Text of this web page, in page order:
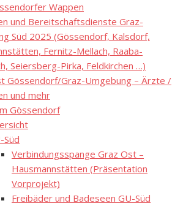
Wappen
und Bereitschaftsdienste Graz-
Süd 2025 (Gössendorf, Kalsdorf,
Fernitz-Mellach, Raaba-
Seiersberg-Pirka, Feldkirchen …)
Gössendorf/Graz-Umgebung – Ärzte /
und mehr
Gössendorf
Süd
Verbindungsspange Graz Ost –
Hausmannstätten (Präsentation
Vorprojekt)
Freibäder und Badeseen GU-Süd